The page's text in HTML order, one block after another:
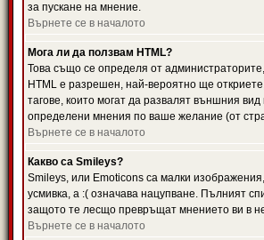
за пускане на мнение.
Върнете се в началото
Мога ли да ползвам HTML?
Това също се определя от
HTML е разрешен, най-вероятно ще
тагове, които могат да развалят външния
определени мнения по ваше желание (от
Върнете се в началото
Какво са Smileys?
Smileys, или Emoticons са малки
усмивка, а :( означава нацупване. Пълният
защото те лесщо превръщат мнението ви в
Върнете се в началото